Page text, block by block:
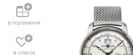
в порівняння
в список